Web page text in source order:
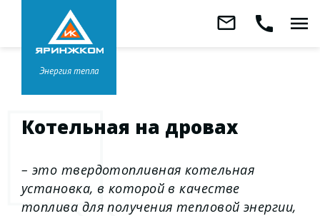
Заказать
Звонок бесплатный
8 800 333-99-01
Головной офис вЯрославле
+7 (4852) 67-96-00
Энергия тепла
mail_outline call menu
Котельная на дровах
– это твердотопливная котельная
установка, в которой в качестве
топлива для получения тепловой энергии,